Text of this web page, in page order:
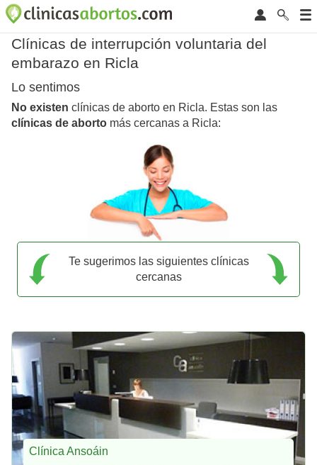
Clínicas de interrupción voluntaria del
embarazo en Ricla
Lo sentimos
No existen clínicas de aborto en Ricla. Estas son las
clínicas de aborto más cercanas a Ricla:
Te sugerimos las siguientes clínicas
cercanas
Clínica Ansoáin